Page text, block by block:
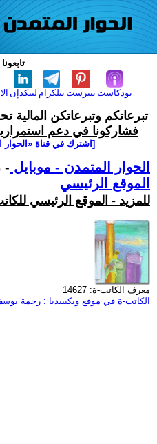
لينكدإن تيلكرامبنترست بودكاست
تبرعاتكم وتبرعاتكن المالية
فشاركونا في دعم
[اشترك في قناة ‫«الحوار
الحوار المتمدن - موبايل -
الموقع الرئيسي
للمزيد - الموقع الرئيسي
معرف الكاتب-ة: 14627
الكاتب-ة في موقع ويكيبيديا : رحمة